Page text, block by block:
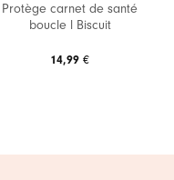
Protège carnet de santé
boucle l Biscuit
14,99 €